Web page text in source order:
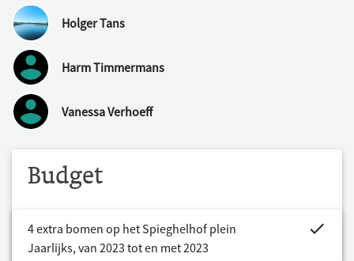
Holger Tans
Harm Timmermans
Vanessa Verhoeff
Budget
4 extra bomen op het Spieghelhof plein
Jaarlijks, van 2023 tot en met 2023